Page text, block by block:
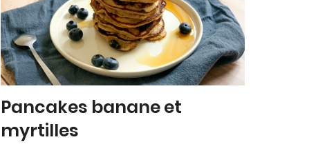
Pancakes banane et
myrtilles